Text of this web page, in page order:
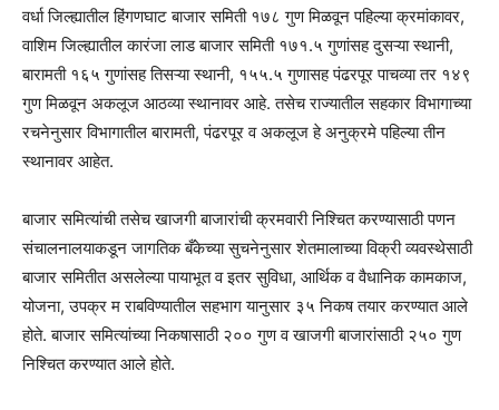
वर्धा जिल्ह्यातील हिंगणघाट बाजार समिती १७८ गुण मिळवून पहिल्या क्रमांकावर,
वाशिम जिल्ह्यातील कारंजा लाड बाजार समिती १७१.५ गुणांसह दुसऱ्या स्थानी,
बारामती १६५ गुणांसह तिसऱ्या स्थानी, १५५.५ गुणासह पंढरपूर पाचव्या तर १४९
गुण मिळवून अकलूज आठव्या स्थानावर आहे. तसेच राज्यातील सहकार विभागाच्या
रचनेनुसार विभागातील बारामती, पंढरपूर व अकलूज हे अनुक्रमे पहिल्या तीन
स्थानावर आहेत.
बाजार समित्यांची तसेच खाजगी बाजारांची क्रमवारी निश्चित करण्यासाठी पणन
संचालनालयाकडून जागतिक बँकेच्या सुचनेनुसार शेतमालाच्या विक्री व्यवस्थेसाठी
बाजार समितीत असलेल्या पायाभूत व इतर सुविधा, आर्थिक व वैधानिक कामकाज,
योजना, उपक्र म राबविण्यातील सहभाग यानुसार ३५ निकष तयार करण्यात आले
होते. बाजार समित्यांच्या निकषासाठी २०० गुण व खाजगी बाजारांसाठी २५० गुण
निश्चित करण्यात आले होते.